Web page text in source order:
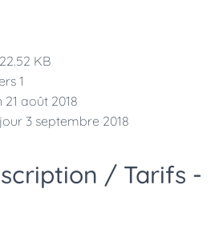
KB
1
21 août 2018
3 septembre 2018
/ Tarifs -